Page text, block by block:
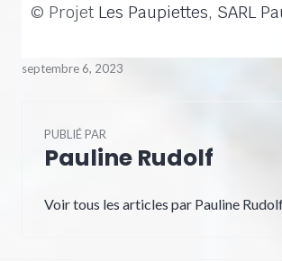
© Projet Les Paupiettes, SARL
septembre 6, 2023
PUBLIÉ PAR
Pauline Rudolf
Voir tous les articles par Pauline